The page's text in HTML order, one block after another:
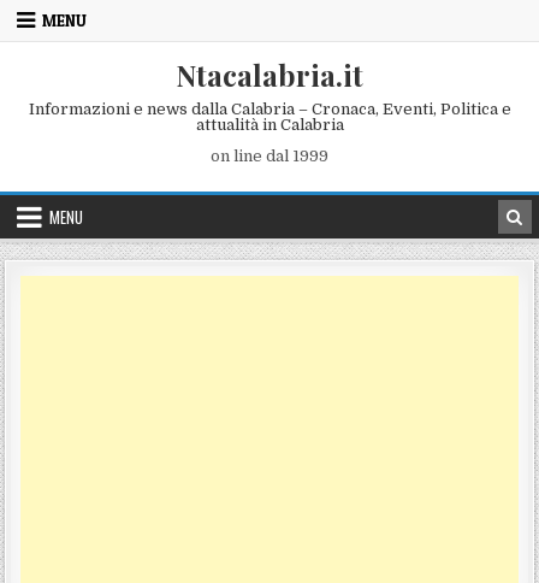
Skip to content
MENU
Ntacalabria.it
Informazioni e news dalla Calabria – Cronaca, Eventi, Politica e
attualità in Calabria
on line dal 1999
MENU